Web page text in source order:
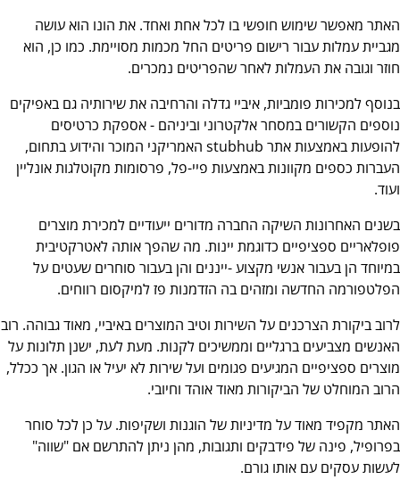
האתר מאפשר שימוש חופשי בו לכל אחת ואחד. את הונו הוא עושה
מגביית עמלות עבור רישום פריטים החל מכמות מסויימת. כמו כן, הוא
חוזר וגובה את העמלות לאחר שהפריטים נמכרים.
בנוסף למכירות פומביות, איביי גדלה והרחיבה את שירותיה גם באפיקים
נוספים הקשורים במסחר אלקטרוני וביניהם - אספקת כרטיסים
להופעות באמצעות אתר stubhub האמריקני המוכר והידוע בתחום,
העברות כספים מקוונות באמצעות פיי-פל, פרסומות מקוטלגות אונליין
ועוד.
בשנים האחרונות השיקה החברה מדורים ייעודיים למכירת מוצרים
פופלאריים ספציפיים כדוגמת יינות. מה שהפך אותה לאטרקטיבית
במיוחד הן בעבור אנשי מקצוע -ייננים והן בעבור סוחרים שעטים על
הפלטפורמה החדשה ומזהים בה הזדמנות פז למיקסום רווחים.
לרוב ביקורת הצרכנים על השירות וטיב המוצרים באיביי, מאוד גבוהה. רוב
האנשים מצביעים ברגליים וממשיכים לקנות. מעת לעת, ישנן תלונות על
מוצרים ספציפיים המגיעים פגומים ועל שירות לא יעיל או הגון. אך ככלל,
הרוב המוחלט של הביקורות מאוד אוהד וחיובי.
האתר מקפיד מאוד על מדיניות של הוגנות ושקיפות. על כן לכל סוחר
בפרופיל, פינה של פידבקים ותגובות, מהן ניתן להתרשם אם "שווה"
לעשות עסקים עם אותו גורם.